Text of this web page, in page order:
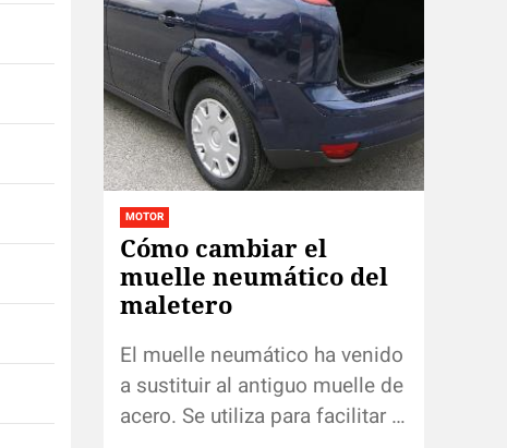
MOTOR
Cómo cambiar el
muelle neumático del
maletero
El muelle neumático ha venido
a sustituir al antiguo muelle de
acero. Se utiliza para facilitar la